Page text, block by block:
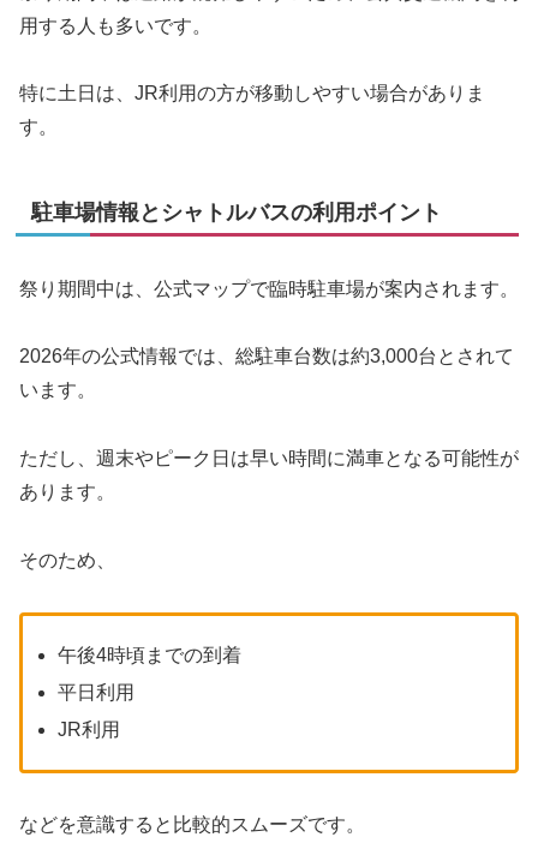
用する人も多いです。
特に土日は、JR利用の方が移動しやすい場合がありま
す。
駐車場情報とシャトルバスの利用ポイント
祭り期間中は、公式マップで臨時駐車場が案内されます。
2026年の公式情報では、総駐車台数は約3,000台とされて
います。
ただし、週末やピーク日は早い時間に満車となる可能性が
あります。
そのため、
午後4時頃までの到着
平日利用
JR利用
などを意識すると比較的スムーズです。